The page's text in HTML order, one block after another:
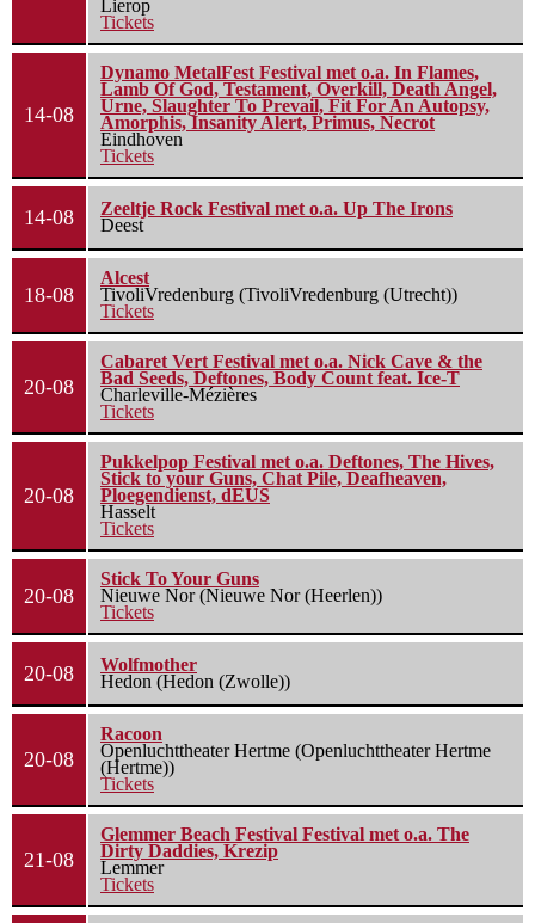
Lierop
Tickets
14-08
Dynamo MetalFest Festival met o.a. In Flames,
Lamb Of God, Testament, Overkill, Death Angel,
Urne, Slaughter To Prevail, Fit For An Autopsy,
Amorphis, Insanity Alert, Primus, Necrot
Eindhoven
Tickets
14-08
Zeeltje Rock Festival met o.a. Up The Irons
Deest
18-08
Alcest
TivoliVredenburg (TivoliVredenburg (Utrecht))
Tickets
20-08
Cabaret Vert Festival met o.a. Nick Cave & the
Bad Seeds, Deftones, Body Count feat. Ice-T
Charleville-Mézières
Tickets
20-08
Pukkelpop Festival met o.a. Deftones, The Hives,
Stick to your Guns, Chat Pile, Deafheaven,
Ploegendienst, dEUS
Hasselt
Tickets
20-08
Stick To Your Guns
Nieuwe Nor (Nieuwe Nor (Heerlen))
Tickets
20-08
Wolfmother
Hedon (Hedon (Zwolle))
20-08
Racoon
Openluchttheater Hertme (Openluchttheater Hertme
(Hertme))
Tickets
21-08
Glemmer Beach Festival Festival met o.a. The
Dirty Daddies, Krezip
Lemmer
Tickets